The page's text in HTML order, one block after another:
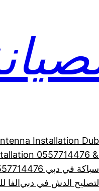
Installation
0557714476
في دبي 0557714476
لتصليح الدش في دبيالفا